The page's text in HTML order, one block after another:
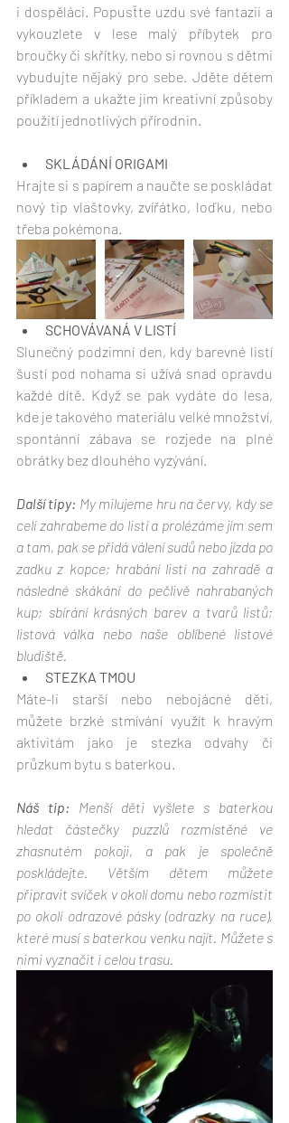
i dospěláci. Popusťte uzdu své fantazii a
vykouzlete v lese malý příbytek pro
broučky či skřítky, nebo si rovnou s dětmi
vybudujte nějaký pro sebe. Jděte dětem
příkladem a ukažte jim kreativní způsoby
použití jednotlivých přírodnin.
SKLÁDÁNÍ ORIGAMI
Hrajte si s papírem a naučte se poskládat
nový tip vlaštovky, zvířátko, loďku, nebo
třeba pokémona.
SCHOVÁVANÁ V LISTÍ
Slunečný podzimní den, kdy barevné listí
šustí pod nohama si užívá snad opravdu
každé dítě. Když se pak vydáte do lesa,
kde je takového materiálu velké množství,
spontánní zábava se rozjede na plné
obrátky bez dlouhého vyzývání.
Další tipy: My milujeme hru na červy, kdy se
celí zahrabeme do listí a prolézáme jím sem
a tam, pak se přidá válení sudů nebo jízda po
zadku z kopce; hrabání listí na zahradě a
následné skákání do pečlivě nahrabaných
kup; sbírání krásných barev a tvarů listů;
listová válka nebo naše oblíbené listové
bludiště.
STEZKA TMOU
Máte-li starší nebo nebojácné děti,
můžete brzké stmívání využít k hravým
aktivitám jako je stezka odvahy či
průzkum bytu s baterkou.
Náš tip: Menší děti vyšlete s baterkou
hledat částečky puzzlů rozmístěné ve
zhasnutém pokoji, a pak je společně
poskládejte. Větším dětem můžete
připravit svíček v okolí domu nebo rozmístit
po okolí odrazové pásky (odrazky na ruce),
které musí s baterkou venku najít. Můžete s
nimi vyznačit i celou trasu.